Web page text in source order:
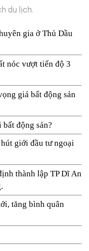
du lịch.
gia ở Thủ Dầu
nóc vượt tiến độ 3
giá bất động sản
động sản?
giới đầu tư ngoại
thành lập TP Dĩ An
tăng bình quân